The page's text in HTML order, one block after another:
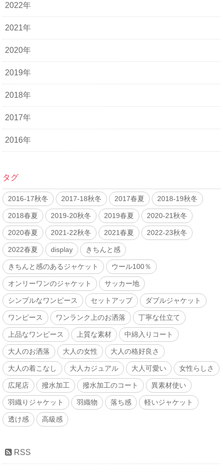
2022年
2021年
2020年
2019年
2018年
2017年
2016年
タグ
2016-17秋冬 2017-18秋冬 2017春夏 2018-19秋冬
2018春夏 2019-20秋冬 2019春夏 2020-21秋冬
2020春夏 2021-22秋冬 2021春夏 2022-23秋冬
2022春夏 display きちんと感
きちんと感のあるジャケット ウール100％
オンリーワンのジャケット サッカー地
シンプルなワンピース セットアップ ダブルジャケット
ワンピース ワンランク上のお洒落 丁寧な仕立て
上品なワンピース 上質な素材 中綿入りコート
大人のお洒落 大人の女性 大人の格好良さ
大人の着こなし 大人カジュアル 大人可愛い 女性らしさ
広尾店 撥水加工 撥水加工のコート 異素材使い
羽織りジャケット 羽織物 落ち感 軽いジャケット
透け感 高級感
RSS